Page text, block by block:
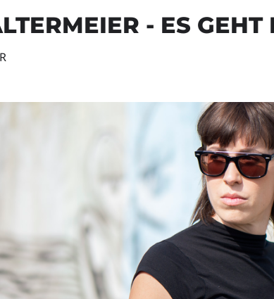
- ES GEHT